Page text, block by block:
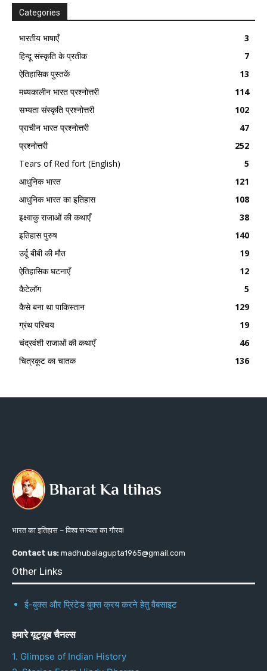
Categories
भारतीय भाषाएँ
3
हिन्दू संस्कृति के प्रतीक
7
ऐतिहासिक पुस्तकें
13
मध्यकालीन भारत प्रश्नोत्तरी
114
सभ्यता संस्कृति प्रश्नोत्तरी
102
प्राचीन भारत प्रश्नोत्तरी
47
प्रश्नोत्तरी
252
Tears of Red fort (English)
5
आधुनिक भारत
121
आधुनिक भारत का इतिहास
108
इक्ष्वाकु राजाओं की कथाएँ
38
इतिहास पुरुष
140
उर्दू बीबी की मौत
19
ऐतिहासिक घटनाएँ
12
कैटेलॉग
5
कैसे बना था पाकिस्तान
129
ग्रंथ परिचय
19
चंद्रवंशी राजाओं की कथाएँ
46
चित्रकूट का चातक
136
भारत का इतिहास – विश्व सभ्यता का गौरव!
Contact us: madhubalagupta1965@gmail.com
Other Links
ई-बुक्स और प्रिंटेड बुक्स क्रय करने हेतु वैबसाइट
हमारे यूट्यूब चैनल्स
1. Glimpse of Indian History